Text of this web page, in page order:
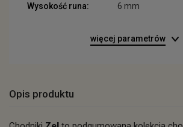
Wysokość runa:
6 mm
więcej parametrów
Opis produktu